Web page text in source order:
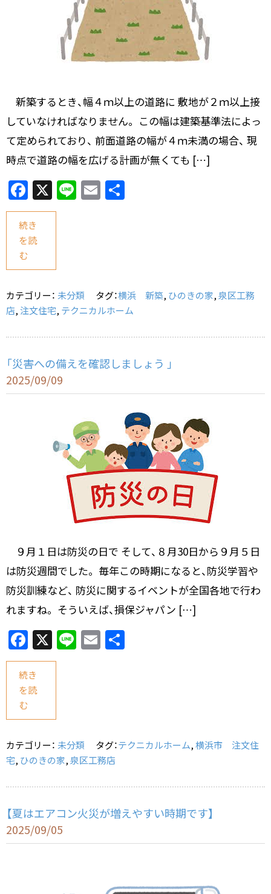
新築するとき、幅４ｍ以上の道路に 敷地が２ｍ以上接
していなければなりません。 この幅は建築基準法によっ
て定められており、 前面道路の幅が４ｍ未満の場合、 現
時点で道路の幅を広げる計画が無くても […]
F
a
c
e
b
o
o
X Li
n
E
m
続き
を読
む
カテゴリー： 未分類 タグ：横浜 新築, ひのきの家,泉区工務
店,注文住宅, テクニカルホーム
「災害への備えを確認しましょう 」
2025/09/09
９月１日は防災の日で そして、８月30日から９月５日
は防災週間でした。 毎年この時期になると、防災学習や
防災訓練など、 防災に関するイベントが全国各地で行わ
れますね。 そういえば、損保ジャパン […]
F
a
c
e
b
o
o
X Li
n
E
m
続き
を読
む
カテゴリー： 未分類 タグ：テクニカルホーム,横浜市 注文住
宅, ひのきの家,泉区工務店
【夏はエアコン火災が増えやすい時期です】
2025/09/05